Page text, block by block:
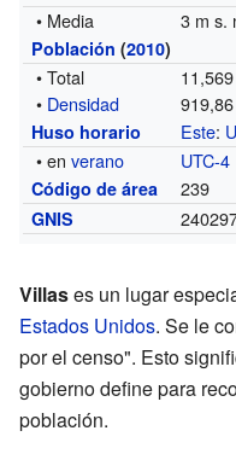
• Media 3 m s.
Población (2010)
• Total
• Densidad
Huso horario Este:
• enverano UTC-4
Código de área 239
GNIS
Villases un lugar
Estados Unidos. Se le
por el censo". Esto
gobierno define para
población.